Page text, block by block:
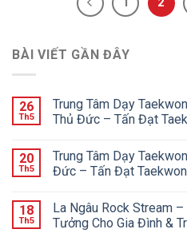
BÀI VIẾT GẦN ĐÂY
26
Th5
Trung Tâm Dạy
Thủ Đức – Tấn Đạt
20
Th5
Trung Tâm Dạy
Đức – Tấn Đạt
18
Th5
La Ngâu Rock Stream
Tưởng Cho Gia Đình &